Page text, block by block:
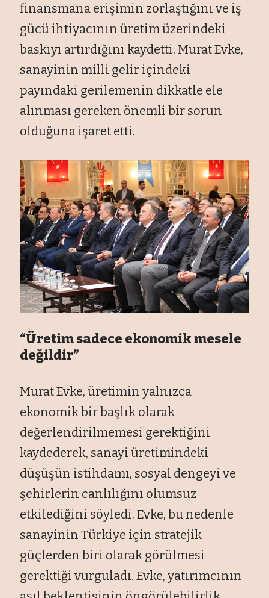
finansmana erişimin zorlaştığını ve iş
gücü ihtiyacının üretim üzerindeki
baskıyı artırdığını kaydetti. Murat Evke,
sanayinin milli gelir içindeki
payındaki gerilemenin dikkatle ele
alınması gereken önemli bir sorun
olduğuna işaret etti.
“Üretim sadece ekonomik mesele
değildir”
Murat Evke, üretimin yalnızca
ekonomik bir başlık olarak
değerlendirilmemesi gerektiğini
kaydederek, sanayi üretimindeki
düşüşün istihdamı, sosyal dengeyi ve
şehirlerin canlılığını olumsuz
etkilediğini söyledi. Evke, bu nedenle
sanayinin Türkiye için stratejik
güçlerden biri olarak görülmesi
gerektiği vurguladı. Evke, yatırımcının